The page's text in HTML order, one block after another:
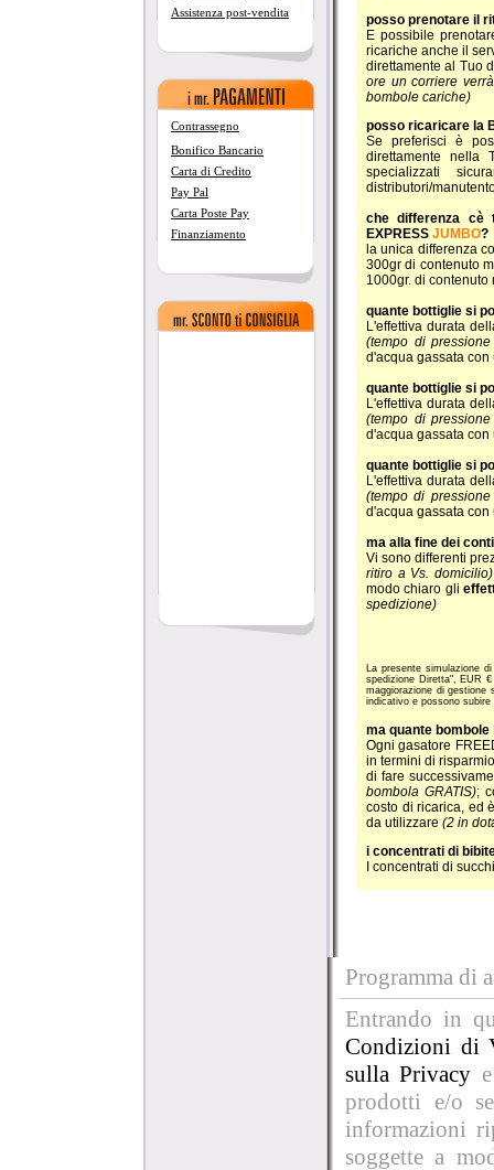
Assistenza post-vendita
Contrassegno
Bonifico Bancario
Carta di Credito
Pay Pal
Carta Poste Pay
Finanziamento
posso prenotare il
E possibile
ricariche anche il
direttamente al Tuo
ore un corriere
bombole cariche)
posso ricaricare la
Se preferisci è
direttamente nella
specializzati
distributori/
che differenza cè
EXPRESS JUMBO?
la unica differenza
300gr di contenuto
1000gr. di contenuto
quante bottiglie si
L'effettiva durata
(tempo di
d'acqua gassata con
quante bottiglie si
L'effettiva durata
(tempo di
d'acqua gassata con
quante bottiglie si
L'effettiva durata
(tempo di
d'acqua gassata con
ma alla fine dei
Vi sono differenti
ritiro a Vs. domicilio)
modo chiaro gli
spedizione)
La presente simulazione
spedizione Diretta", EUR
maggiorazione di
indicativo e possono
ma quante bombole
Ogni gasatore
in termini di
di fare
bombola GRATIS);
costo di ricarica, ed
da utilizzare (2 in
i concentrati di
I concentrati di
Programma di
Entrando in
Condizioni di
sulla Privacy
prodotti e/o
informazioni
soggette a